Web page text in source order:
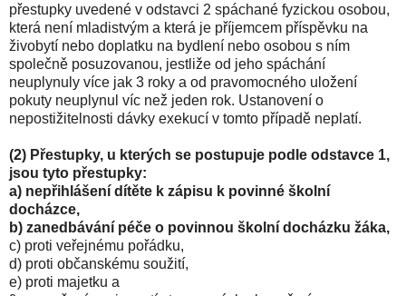
přestupky uvedené v odstavci 2 spáchané fyzickou osobou,
která není mladistvým a která je příjemcem příspěvku na
živobytí nebo doplatku na bydlení nebo osobou s ním
společně posuzovanou, jestliže od jeho spáchání
neuplynuly více jak 3 roky a od pravomocného uložení
pokuty neuplynul víc než jeden rok. Ustanovení o
nepostižitelnosti dávky exekucí v tomto případě neplatí.
(2) Přestupky, u kterých se postupuje podle odstavce 1,
jsou tyto přestupky:
a) nepřihlášení dítěte k zápisu k povinné školní
docházce,
b) zanedbávání péče o povinnou školní docházku žáka,
c) proti veřejnému pořádku,
d) proti občanskému soužití,
e) proti majetku a